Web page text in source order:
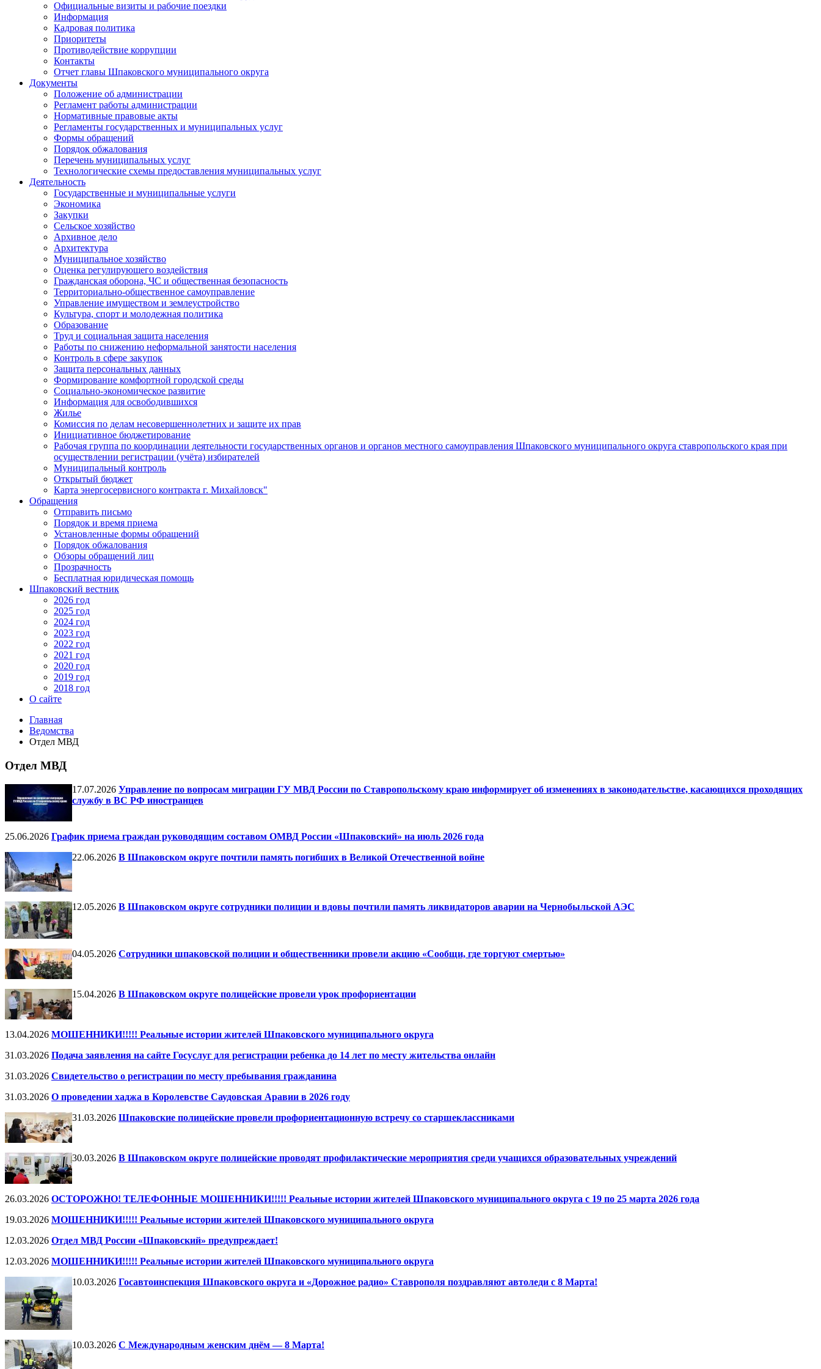
Официальные визиты и рабочие поездки
Информация
Кадровая политика
Приоритеты
Противодействие коррупции
Контакты
Отчет главы Шпаковского муниципального округа
Документы
Положение об администрации
Регламент работы администрации
Нормативные правовые акты
Регламенты государственных и муниципальных услуг
Формы обращений
Порядок обжалования
Перечень муниципальных услуг
Технологические схемы предоставления муниципальных услуг
Деятельность
Государственные и муниципальные услуги
Экономика
Закупки
Сельское хозяйство
Архивное дело
Архитектура
Муниципальное хозяйство
Оценка регулирующего воздействия
Гражданская оборона, ЧС и общественная безопасность
Территориально-общественное самоуправление
Управление имуществом и землеустройство
Культура, спорт и молодежная политика
Образование
Труд и социальная защита населения
Работы по снижению неформальной занятости населения
Контроль в сфере закупок
Защита персональных данных
Формирование комфортной городской среды
Социально-экономическое развитие
Информация для освободившихся
Жилье
Комиссия по делам несовершеннолетних и защите их прав
Инициативное бюджетирование
Рабочая группа по координации деятельности государственных органов и органов местного самоуправления Шпаковского муниципального округа ставропольского края при
осуществлении регистрации (учёта) избирателей
Муниципальный контроль
Открытый бюджет
Карта энергосервисного контракта г. Михайловск"
Обращения
Отправить письмо
Порядок и время приема
Установленные формы обращений
Порядок обжалования
Обзоры обращений лиц
Прозрачность
Бесплатная юридическая помощь
Шпаковский вестник
2026 год
2025 год
2024 год
2023 год
2022 год
2021 год
2020 год
2019 год
2018 год
О сайте
Главная
Ведомства
Отдел МВД
Отдел МВД
17.07.2026 Управление по вопросам миграции ГУ МВД России по Ставропольскому краю информирует об изменениях в законодательстве, касающихся проходящих
службу в ВС РФ иностранцев
25.06.2026 График приема граждан руководящим составом ОМВД России «Шпаковский» на июль 2026 года
22.06.2026 В Шпаковском округе почтили память погибших в Великой Отечественной войне
12.05.2026 В Шпаковском округе сотрудники полиции и вдовы почтили память ликвидаторов аварии на Чернобыльской АЭС
04.05.2026 Сотрудники шпаковской полиции и общественники провели акцию «Сообщи, где торгуют смертью»
15.04.2026 В Шпаковском округе полицейские провели урок профориентации
13.04.2026 МОШЕННИКИ!!!!! Реальные истории жителей Шпаковского муниципального округа
31.03.2026 Подача заявления на сайте Госуслуг для регистрации ребенка до 14 лет по месту жительства онлайн
31.03.2026 Свидетельство о регистрации по месту пребывания гражданина
31.03.2026 О проведении хаджа в Королевстве Саудовская Аравии в 2026 году
31.03.2026 Шпаковские полицейские провели профориентационную встречу со старшеклассниками
30.03.2026 В Шпаковском округе полицейские проводят профилактические мероприятия среди учащихся образовательных учреждений
26.03.2026 ОСТОРОЖНО! ТЕЛЕФОННЫЕ МОШЕННИКИ!!!!! Реальные истории жителей Шпаковского муниципального округа с 19 по 25 марта 2026 года
19.03.2026 МОШЕННИКИ!!!!! Реальные истории жителей Шпаковского муниципального округа
12.03.2026 Отдел МВД России «Шпаковский» предупреждает!
12.03.2026 МОШЕННИКИ!!!!! Реальные истории жителей Шпаковского муниципального округа
10.03.2026 Госавтоинспекция Шпаковского округа и «Дорожное радио» Ставрополя поздравляют автоледи с 8 Марта!
10.03.2026 С Международным женским днём — 8 Марта!